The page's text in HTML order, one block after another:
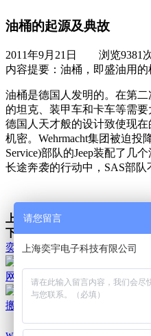
油桶的起源及典故
2011年9月21日 浏览9381
内容提要： 油桶，即盛油用
油桶是德国人发明的。在第
的坦克、装甲车和卡车等需
德国人天才般的设计致使现
机密。Wehrmacht集团被迫
Service)部队的Jeep装配了几
长途奔袭的行动中，SAS部
上一篇： 中重院液压支架搬
下一篇： 超大台面升降平台
奕宇首页
新闻中心
网站首页 |产品咨讯 新闻中心|
搬运车
请您留言